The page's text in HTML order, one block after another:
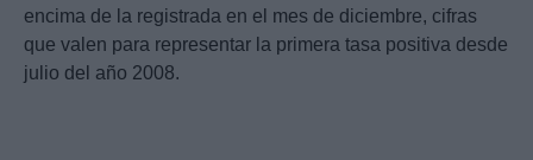
encima de la registrada en el mes de diciembre, cifras
que valen para representar la primera tasa positiva desde
julio del año 2008.